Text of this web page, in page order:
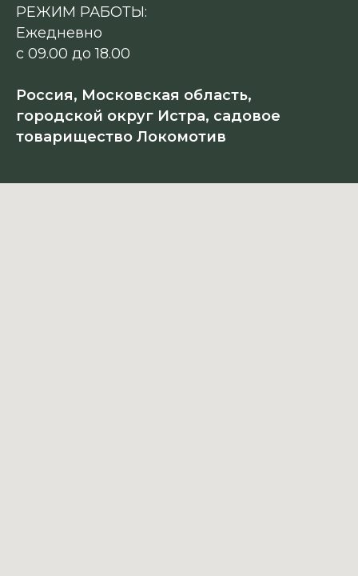
РЕЖИМ РАБОТЫ:
Ежедневно
с 09.00 до 18.00
Россия, Московская область,
городской округ Истра, садовое
товарищество Локомотив